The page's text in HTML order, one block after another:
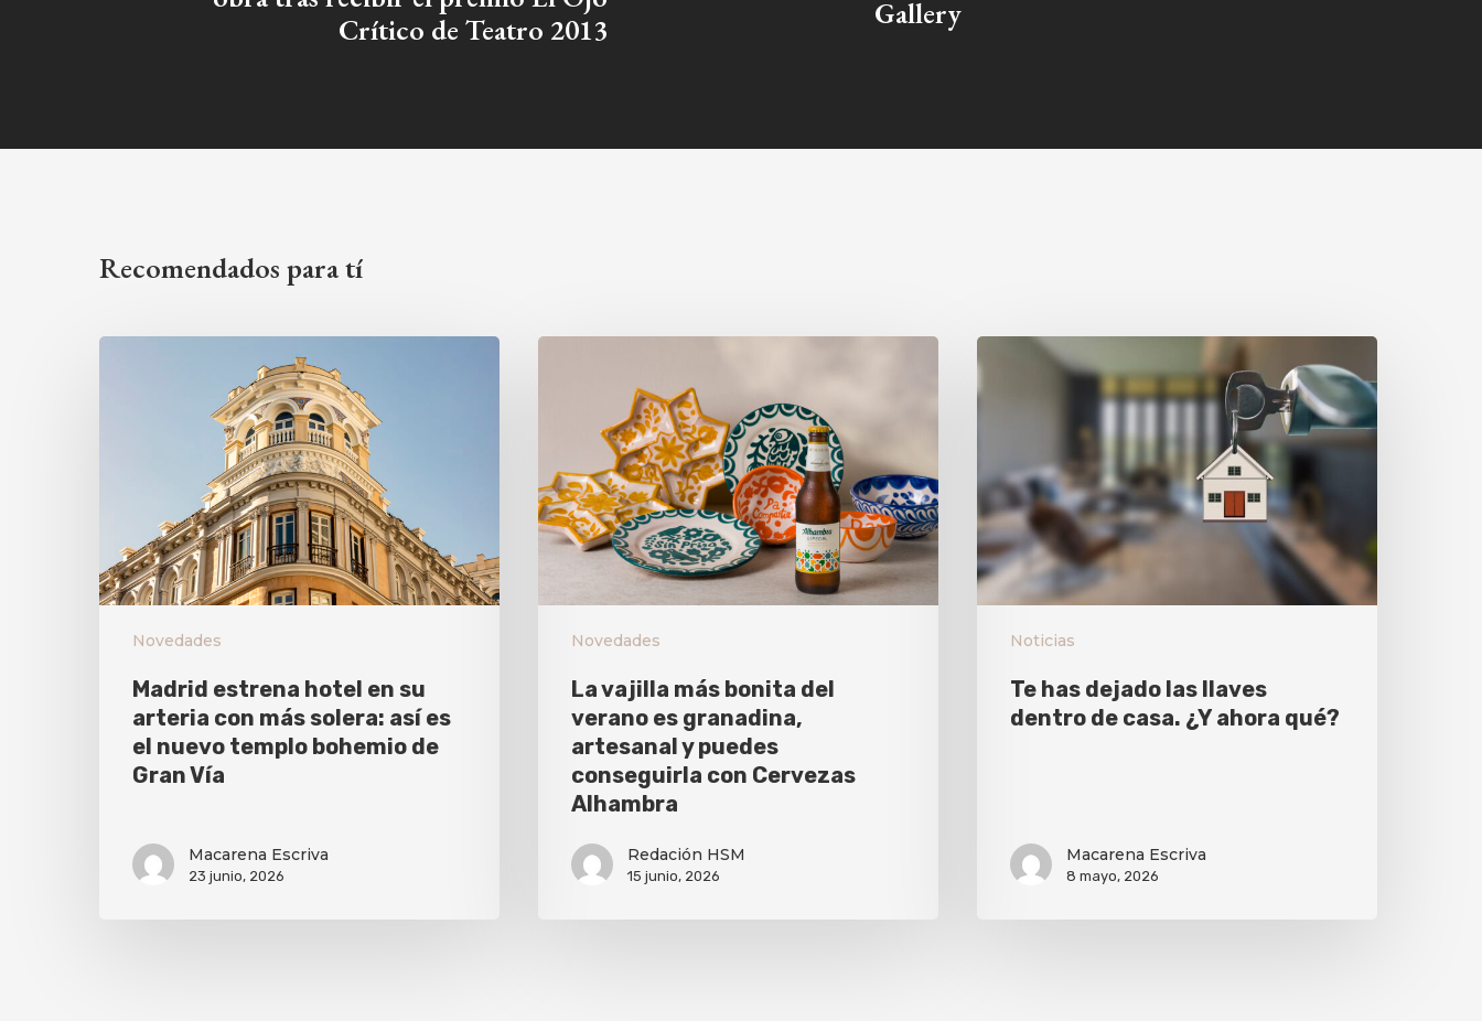
Crítico de Teatro 2013
Gallery
Recomendados para tí
Novedades
Madrid estrena hotel en su
arteria con más solera: así es
el nuevo templo bohemio de
Gran Vía
Macarena Escriva
23 junio, 2026
Novedades
La vajilla más bonita del
verano es granadina,
artesanal y puedes
conseguirla con Cervezas
Alhambra
Redación HSM
15 junio, 2026
Noticias
Te has dejado las llaves
dentro de casa. ¿Y ahora qué?
Macarena Escriva
8 mayo, 2026